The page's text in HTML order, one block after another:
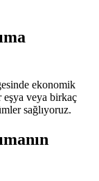
ekonomik
eşya veya birkaç
sağlıyoruz.